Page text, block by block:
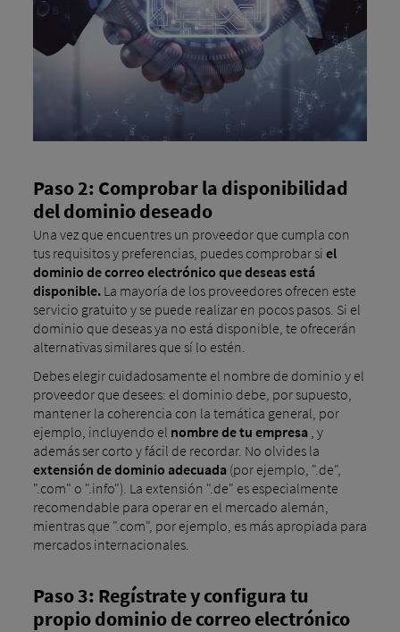
Paso 2: Comprobar la disponibilidad
del dominio deseado
Una vez que encuentres un proveedor que cumpla con
tus requisitos y preferencias, puedes comprobar si el
dominio de correo electrónico que deseas está
disponible.La mayoría de los proveedores ofrecen este
servicio gratuito y se puede realizar en pocos pasos. Si el
dominio que deseas ya no está disponible, te ofrecerán
alternativas similares que sí lo estén.
Debes elegir cuidadosamente el nombre de dominio y el
proveedor que desees: el dominio debe, por supuesto,
mantener la coherencia con la temática general, por
ejemplo, incluyendo el nombre de tu empresa, y
además ser corto y fácil de recordar. No olvides la
extensión de dominio adecuada(por ejemplo, ".de",
".com" o ".info"). La extensión ".de" es especialmente
recomendable para operar en el mercado alemán,
mientras que ".com", por ejemplo, es más apropiada para
mercados internacionales.
Paso 3: Regístrate y configura tu
propio dominio de correo electrónico